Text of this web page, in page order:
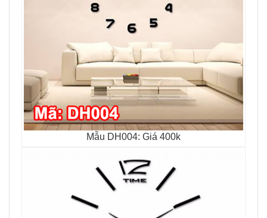
Mẫu DH004: Giá 400k